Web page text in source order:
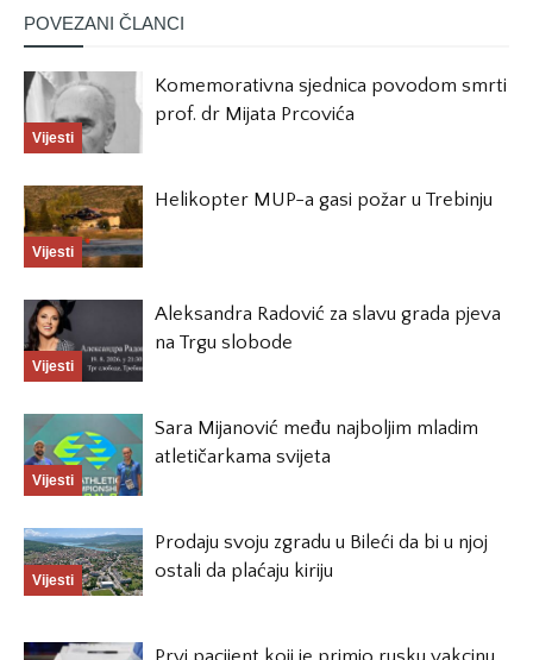
POVEZANI ČLANCI
Vijesti
Komemorativna sjednica povodom smrti
prof. dr Mijata Prcovića
Vijesti
Helikopter MUP-a gasi požar u Trebinju
Vijesti
Aleksandra Radović za slavu grada pjeva
na Trgu slobode
Vijesti
Sara Mijanović među najboljim mladim
atletičarkama svijeta
Vijesti
Prodaju svoju zgradu u Bileći da bi u njoj
ostali da plaćaju kiriju